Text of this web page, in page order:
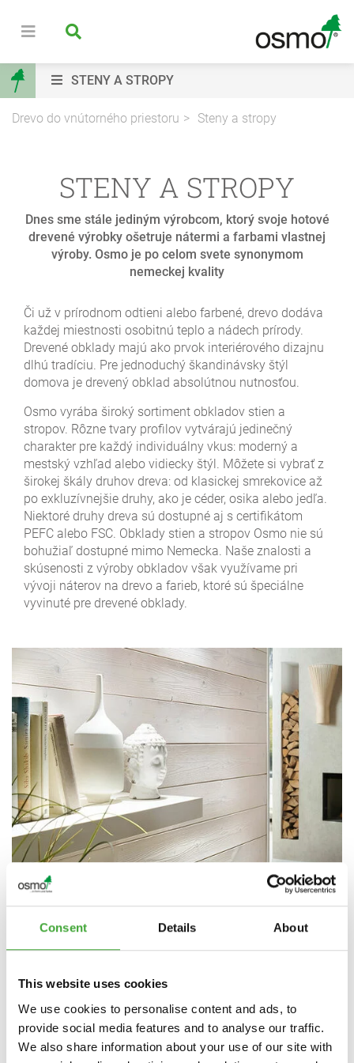
Consent Details About
This website uses cookies
We use cookies to personalise content and ads, to
provide social media features and to analyse our traffic.
We also share information about your use of our site with
STENY A STROPY
Drevo do vnútorného priestoru Steny a stropy
STENY A STROPY
Dnes sme stále jediným výrobcom, ktorý svoje hotové
drevené výrobky ošetruje nátermi a farbami vlastnej
výroby. Osmo je po celom svete synonymom
nemeckej kvality
Či už v prírodnom odtieni alebo farbené, drevo dodáva
každej miestnosti osobitnú teplo a nádech prírody.
Drevené obklady majú ako prvok interiérového dizajnu
dlhú tradíciu. Pre jednoduchý škandinávsky štýl
domova je drevený obklad absolútnou nutnosťou.
Osmo vyrába široký sortiment obkladov stien a
stropov. Rôzne tvary profilov vytvárajú jedinečný
charakter pre každý individuálny vkus: moderný a
mestský vzhľad alebo vidiecky štýl. Môžete si vybrať z
širokej škály druhov dreva: od klasickej smrekovice až
po exkluzívnejšie druhy, ako je céder, osika alebo jedľa.
Niektoré druhy dreva sú dostupné aj s certifikátom
PEFC alebo FSC. Obklady stien a stropov Osmo nie sú
bohužiaľ dostupné mimo Nemecka. Naše znalosti a
skúsenosti z výroby obkladov však využívame pri
vývoji náterov na drevo a farieb, ktoré sú špeciálne
vyvinuté pre drevené obklady.
Vďaka skúsenostiam s obkladmi stien a stropov
sa spoločnosť Osmo naučila, aké podmienky
musia byť splnené pre povrchovú úpravu. Unikátna
kombinácia vosku a oleja v náteroch na drevo